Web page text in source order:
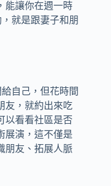
能讓你在週一時
就是跟妻子和朋
自己，但花時間
友，就約出來吃
以看看社區是否
展演，這不僅是
朋友、拓展人脈